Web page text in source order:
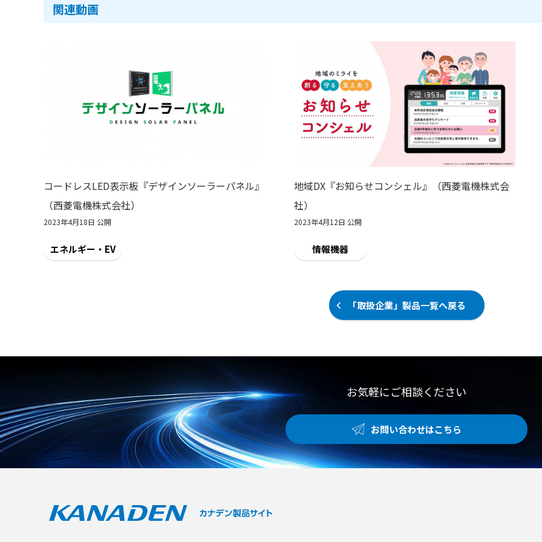
関連動画
コードレスLED表示板『デザインソーラーパネル』
（西菱電機株式会社）
2023年4月18日 公開
エネルギー・EV
地域DX『お知らせコンシェル』（西菱電機株式会
社）
2023年4月12日 公開
情報機器
「取扱企業」製品一覧へ戻る
お気軽にご相談ください
お問い合わせはこちら